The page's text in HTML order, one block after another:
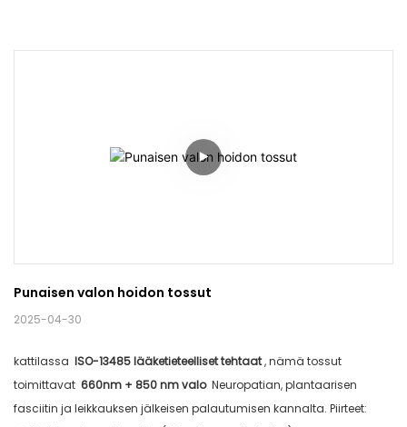
Punaisen valon hoidon tossut
2025-04-30
kattilassa ISO-13485 lääketieteelliset tehtaat, nämä tossut
toimittavat 660nm + 850 nm valo Neuropatian, plantaarisen
fasciitin ja leikkauksen jälkeisen palautumisen kannalta. Piirteet: